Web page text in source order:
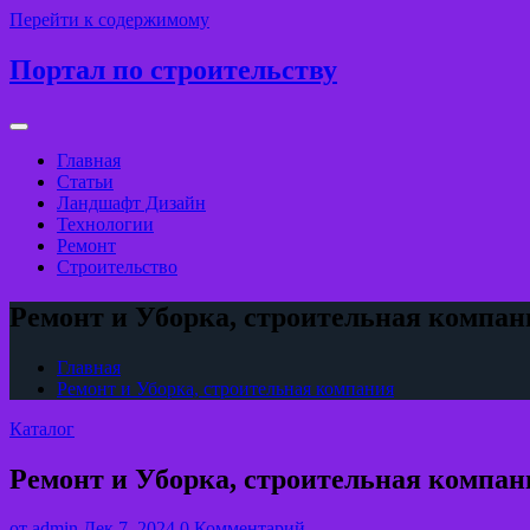
Перейти к содержимому
Портал по строительству
Главная
Статьи
Ландшафт Дизайн
Технологии
Ремонт
Строительство
Ремонт и Уборка, строительная
Главная
Ремонт и Уборка, строительная компания
Каталог
Ремонт и Уборка, строительная